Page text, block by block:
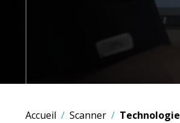
Accueil Scanner Technologie